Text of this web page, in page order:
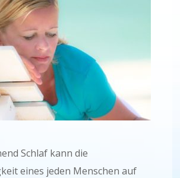
Schlaf kann die
eines jeden Menschen auf